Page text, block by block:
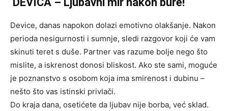
Device, danas napokon dolazi emotivno olakšanje. Nakon
perioda nesigurnosti i sumnje, sledi razgovor koji će vam
skinuti teret s duše. Partner vas razume bolje nego što
mislite, a iskrenost donosi bliskost. Ako ste sami, moguće
je poznanstvo s osobom koja ima smirenost i dubinu –
nešto što vas istinski privlači.
Do kraja dana, osetićete da ljubav nije borba, već sklad.